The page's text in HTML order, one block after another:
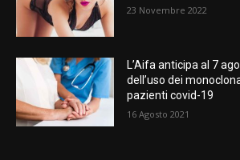
23 Novembre 2022
L’Aifa anticipa al 7
dell’uso dei
pazienti covid-19
16 Agosto 2021